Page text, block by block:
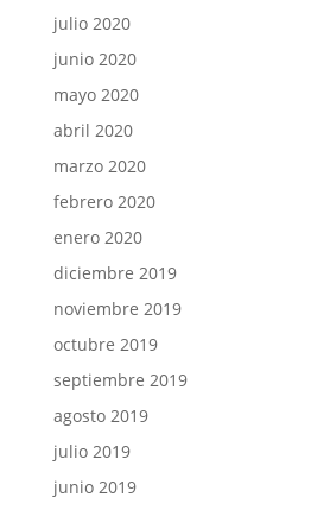
julio 2020
junio 2020
mayo 2020
abril 2020
marzo 2020
febrero 2020
enero 2020
diciembre 2019
noviembre 2019
octubre 2019
septiembre 2019
agosto 2019
julio 2019
junio 2019